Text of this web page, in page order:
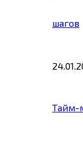
шагов
Тайм-